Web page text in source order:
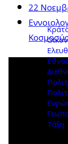
Τάξη
22